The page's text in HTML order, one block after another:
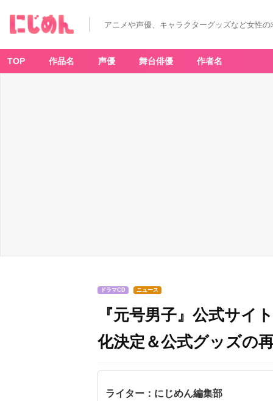
アニメや声優、キャラクターグッズなど女性
TOP 作品名 声優 舞台俳優 作者名
ドラマCD ニュース
『元号男子』公式サイ
化決定＆公式グッズの
ライター：にじめん編集部